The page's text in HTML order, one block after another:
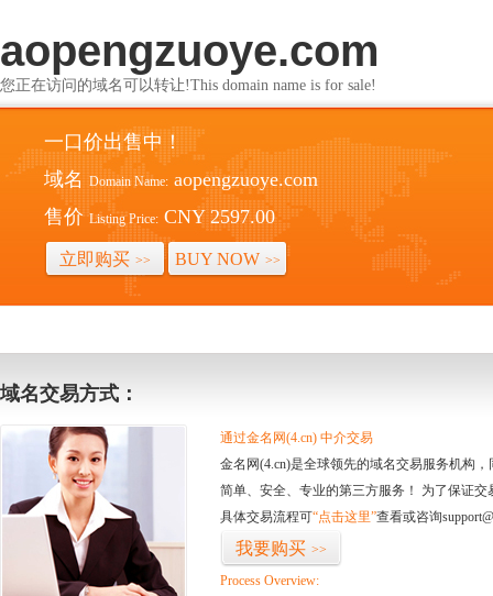
aopengzuoye.com
您正在访问的域名可以转让!This domain name is for sale!
一口价出售中！
域名 Domain Name: aopengzuoye.com
售价 Listing Price: CNY 2597.00
立即购买 >> BUY NOW >>
域名交易方式：
通过金名网(4.cn) 中介交易
金名网(4.cn)是全球领先的域名交易服务机构
简单、安全、专业的第三方服务！ 为了保证
具体交易流程可“点击这里”查看或咨询
我要购买 >>
Process Overview: